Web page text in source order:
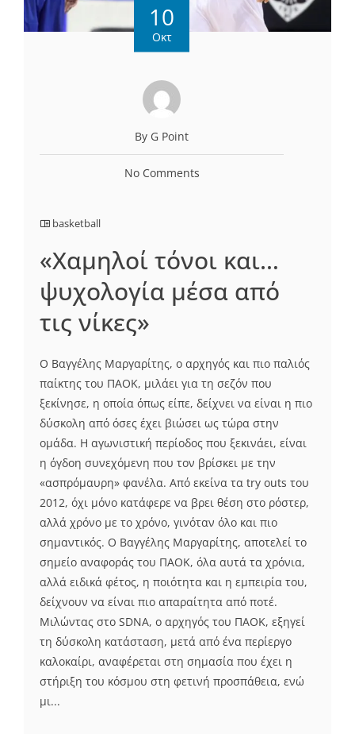
10
Οκτ
By G Point
No Comments
basketball
«Χαμηλοί τόνοι και…
ψυχολογία μέσα από
τις νίκες»
Ο Βαγγέλης Μαργαρίτης, ο αρχηγός και πιο παλιός
παίκτης του ΠΑΟΚ, μιλάει για τη σεζόν που
ξεκίνησε, η οποία όπως είπε, δείχνει να είναι η πιο
δύσκολη από όσες έχει βιώσει ως τώρα στην
ομάδα. Η αγωνιστική περίοδος που ξεκινάει, είναι
η όγδοη συνεχόμενη που τον βρίσκει με την
«ασπρόμαυρη» φανέλα. Από εκείνα τα try outs του
2012, όχι μόνο κατάφερε να βρει θέση στο ρόστερ,
αλλά χρόνο με το χρόνο, γινόταν όλο και πιο
σημαντικός. Ο Βαγγέλης Μαργαρίτης, αποτελεί το
σημείο αναφοράς του ΠΑΟΚ, όλα αυτά τα χρόνια,
αλλά ειδικά φέτος, η ποιότητα και η εμπειρία του,
δείχνουν να είναι πιο απαραίτητα από ποτέ.
Μιλώντας στο SDNA, o αρχηγός του ΠΑΟΚ, εξηγεί
τη δύσκολη κατάσταση, μετά από ένα περίεργο
καλοκαίρι, αναφέρεται στη σημασία που έχει η
στήριξη του κόσμου στη φετινή προσπάθεια, ενώ
μι...